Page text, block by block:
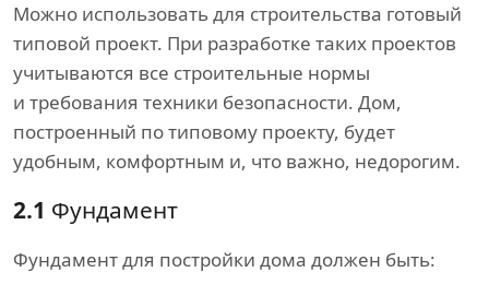
Можно использовать для строительства готовый
типовой проект. При разработке таких проектов
учитываются все строительные нормы
и требования техники безопасности. Дом,
построенный по типовому проекту, будет
удобным, комфортным и, что важно, недорогим.
2.1 Фундамент
Фундамент для постройки дома должен быть: